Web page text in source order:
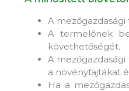
A
A termelőnek
követhetőségét.
A
a növényfajtákat
Ha a